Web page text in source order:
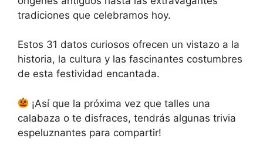
tradiciones que celebramos hoy.
Estos 31 datos curiosos ofrecen un vistazo a la
historia, la cultura y las fascinantes costumbres
de esta festividad encantada.
¡Así que la próxima vez que talles una
calabaza o te disfraces, tendrás algunas trivia
espeluznantes para compartir!